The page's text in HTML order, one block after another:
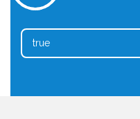
true